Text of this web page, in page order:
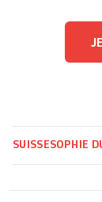
SUISSESOPHIE